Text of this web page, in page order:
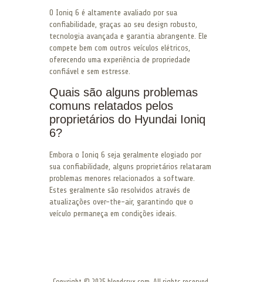
O Ioniq 6 é altamente avaliado por sua
confiabilidade, graças ao seu design robusto,
tecnologia avançada e garantia abrangente. Ele
compete bem com outros veículos elétricos,
oferecendo uma experiência de propriedade
confiável e sem estresse.
Quais são alguns problemas
comuns relatados pelos
proprietários do Hyundai Ioniq
6?
Embora o Ioniq 6 seja geralmente elogiado por
sua confiabilidade, alguns proprietários relataram
problemas menores relacionados a software.
Estes geralmente são resolvidos através de
atualizações over-the-air, garantindo que o
veículo permaneça em condições ideais.